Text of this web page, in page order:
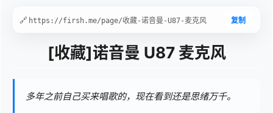
🔗 复制
[收藏]诺音曼 U87 麦克风
多年之前自己买来唱歌的，现在看到还是思绪万千。